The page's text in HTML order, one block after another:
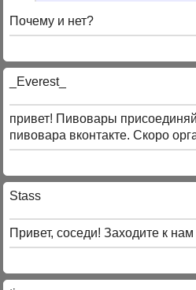
Почему и нет?
_Everest_
привет! Пивовары
пивовара вконтакте. Скоро
Stass
Привет, соседи! Заходите к